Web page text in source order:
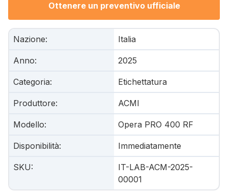
Ottenere un preventivo ufficiale
Nazione: Italia
Anno: 2025
Categoria: Etichettatura
Produttore: ACMI
Modello: Opera PRO 400 RF
Disponibilità: Immediatamente
SKU:
IT-LAB-ACM-2025-
00001